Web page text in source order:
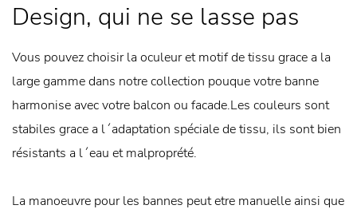
Design, qui ne se lasse pas
Vous pouvez choisir la oculeur et motif de tissu grace a la
large gamme dans notre collection pouque votre banne
harmonise avec votre balcon ou facade.Les couleurs sont
stabiles grace a l´adaptation spéciale de tissu, ils sont bien
résistants a l´eau et malproprété.
La manoeuvre pour les bannes peut etre manuelle ainsi que